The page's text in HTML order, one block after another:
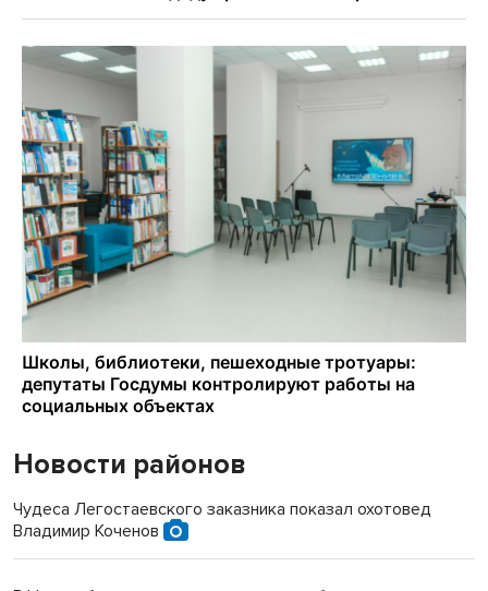
Новости районов
Чудеса Легостаевского заказника показал охотовед
Владимир Коченов